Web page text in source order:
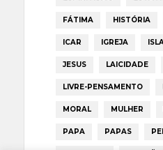
FÁTIMA HISTÓRIA
ICAR IGREJA
JESUS LAICIDADE
LIVRE-PENSAMENTO
MORAL MULHER
PAPA PAPAS